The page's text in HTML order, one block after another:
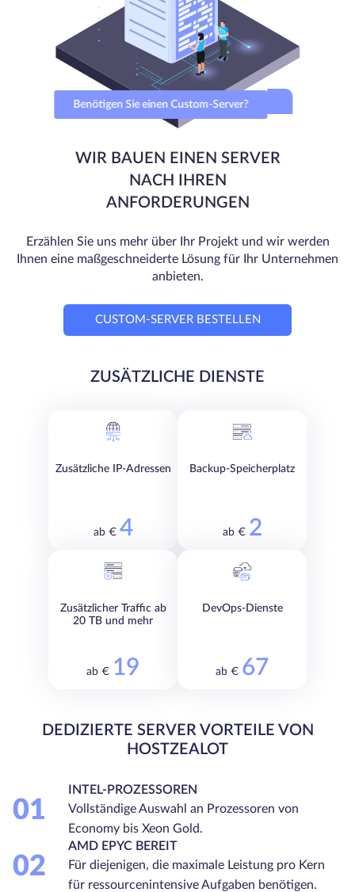
Benötigen Sie einen Custom-Server?
WIR BAUEN EINEN SERVER
NACH IHREN
ANFORDERUNGEN
Erzählen Sie uns mehr über Ihr Projekt und wir werden
Ihnen eine maßgeschneiderte Lösung für Ihr Unternehmen
anbieten.
CUSTOM-SERVER BESTELLEN
ZUSÄTZLICHE DIENSTE
Zusätzliche IP-Adressen
ab € 4
Backup-Speicherplatz
ab € 2
Zusätzlicher Traffic ab
20 TB und mehr
ab € 19
DevOps-Dienste
ab € 67
DEDIZIERTE SERVER VORTEILE VON
HOSTZEALOT
01
INTEL-PROZESSOREN
Vollständige Auswahl an Prozessoren von
Economy bis Xeon Gold.
02
AMD EPYC BEREIT
Für diejenigen, die maximale Leistung pro Kern
für ressourcenintensive Aufgaben benötigen.